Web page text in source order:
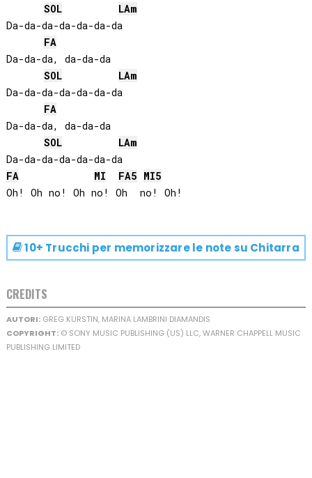
SOL
LAm
Da-da-da-da-da-da-da
FA
Da-da-da, da-da-da
SOL
LAm
Da-da-da-da-da-da-da
FA
Da-da-da, da-da-da
SOL
LAm
Da-da-da-da-da-da-da
FA
MI FA5 MI5
10+ Trucchi per memorizzare le note su Chitarra
CREDITS
AUTORI:GREG KURSTIN, MARINA LAMBRINI DIAMANDIS
COPYRIGHT:© SONY MUSIC PUBLISHING (US) LLC, WARNER CHAPPELL MUSIC
PUBLISHING LIMITED